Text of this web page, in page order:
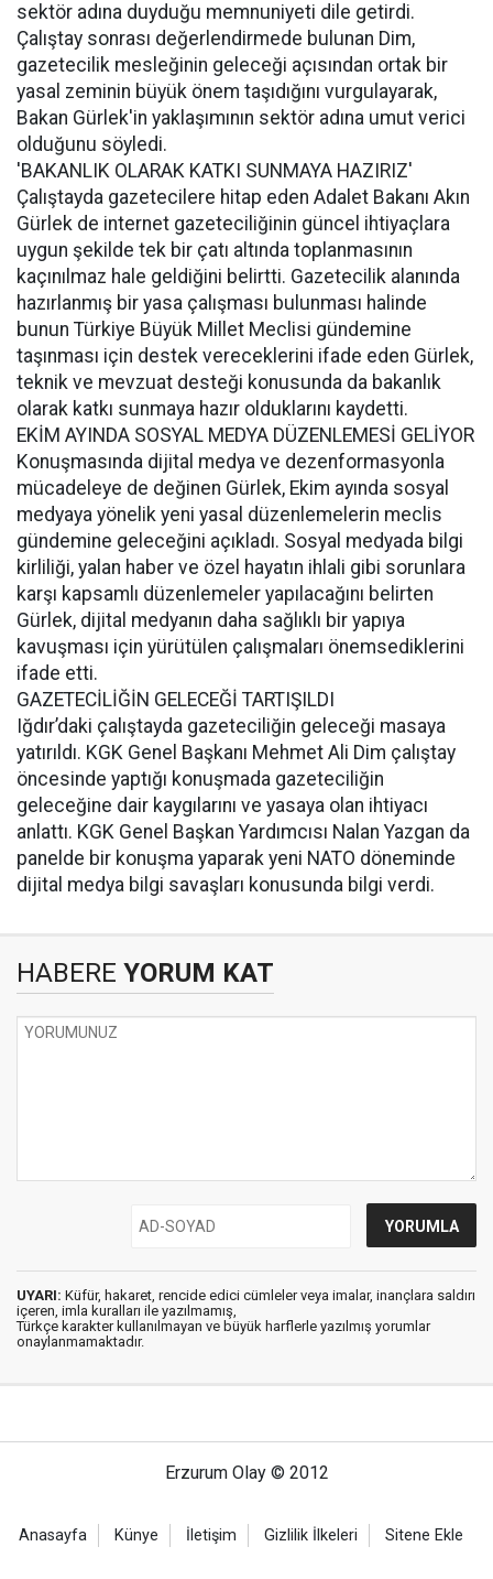
sektör adına duyduğu memnuniyeti dile getirdi.
Çalıştay sonrası değerlendirmede bulunan Dim,
gazetecilik mesleğinin geleceği açısından ortak bir
yasal zeminin büyük önem taşıdığını vurgulayarak,
Bakan Gürlek'in yaklaşımının sektör adına umut verici
olduğunu söyledi.
'BAKANLIK OLARAK KATKI SUNMAYA HAZIRIZ'
Çalıştayda gazetecilere hitap eden Adalet Bakanı Akın
Gürlek de internet gazeteciliğinin güncel ihtiyaçlara
uygun şekilde tek bir çatı altında toplanmasının
kaçınılmaz hale geldiğini belirtti. Gazetecilik alanında
hazırlanmış bir yasa çalışması bulunması halinde
bunun Türkiye Büyük Millet Meclisi gündemine
taşınması için destek vereceklerini ifade eden Gürlek,
teknik ve mevzuat desteği konusunda da bakanlık
olarak katkı sunmaya hazır olduklarını kaydetti.
EKİM AYINDA SOSYAL MEDYA DÜZENLEMESİ GELİYOR
Konuşmasında dijital medya ve dezenformasyonla
mücadeleye de değinen Gürlek, Ekim ayında sosyal
medyaya yönelik yeni yasal düzenlemelerin meclis
gündemine geleceğini açıkladı. Sosyal medyada bilgi
kirliliği, yalan haber ve özel hayatın ihlali gibi sorunlara
karşı kapsamlı düzenlemeler yapılacağını belirten
Gürlek, dijital medyanın daha sağlıklı bir yapıya
kavuşması için yürütülen çalışmaları önemsediklerini
ifade etti.
GAZETECİLİĞİN GELECEĞİ TARTIŞILDI
Iğdır’daki çalıştayda gazeteciliğin geleceği masaya
yatırıldı. KGK Genel Başkanı Mehmet Ali Dim çalıştay
öncesinde yaptığı konuşmada gazeteciliğin
geleceğine dair kaygılarını ve yasaya olan ihtiyacı
anlattı. KGK Genel Başkan Yardımcısı Nalan Yazgan da
panelde bir konuşma yaparak yeni NATO döneminde
dijital medya bilgi savaşları konusunda bilgi verdi.
HABERE YORUM KAT
UYARI: Küfür, hakaret, rencide edici cümleler veya imalar, inançlara saldırı
içeren, imla kuralları ile yazılmamış,
Türkçe karakter kullanılmayan ve büyük harflerle yazılmış yorumlar
onaylanmamaktadır.
Erzurum Olay © 2012
Anasayfa Künye İletişim Gizlilik İlkeleri Sitene Ekle